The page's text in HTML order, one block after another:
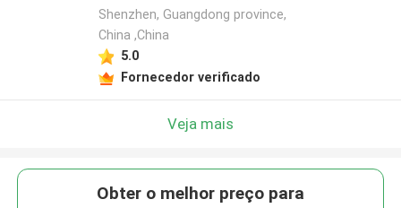
Shenzhen, Guangdong province,
China ,China
5.0
Fornecedor verificado
Veja mais
Obter o melhor preço para